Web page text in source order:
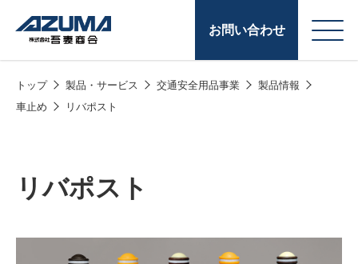
お問い合わせ
トップ 製品・サービス 交通安全用品事業
製品情報
車止め
リバポスト
リバポスト